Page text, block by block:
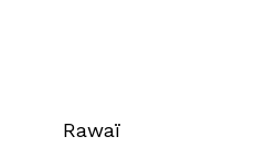
Rawaï